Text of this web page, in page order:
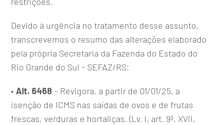
Devido à urgência no tratamento desse assunto,
transcrevemos o resumo das alterações elaborado
pela própria Secretaria da Fazenda do Estado do
Rio Grande do Sul – SEFAZ/RS:
• Alt. 6468 – Revigora, a partir de 01/01/25, a
isenção de ICMS nas saídas de ovos e de frutas
frescas, verduras e hortaliças. (Lv. I, art. 9º, XVII,